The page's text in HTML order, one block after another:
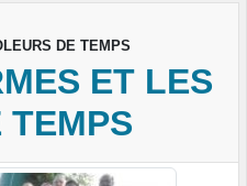
DE TEMPS
ET LES
TEMPS